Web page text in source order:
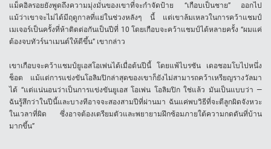
แม็คอิลรอยยังพูดถึงความมุ่งมั่นของเขาที่จะกำจัดป้าย “เกือบเป็นชาย” ออกไป
แม้ว่าเขาจะไม่ได้มีฤดูกาลที่แย่ในช่วงหลังๆ นี้ แต่เขาล้มเหลวในการคว้าแชมป์
เมเจอร์เป็นครั้งที่ห้าติดต่อกันเป็นปีที่ 10 โดยเกือบจะคว้าแชมป์ได้หลายครั้ง “ผมแค่
ต้องจบทัวร์นาเมนต์ให้ดีขึ้น” เขากล่าว
เขาเกือบจะคว้าแชมป์ยูเอสโอเพ่นได้เมื่อต้นปีนี้ โดยแพ้ไบรซัน เดอชอมโบไปหนึ่ง
ช็อต แม้แต่การแข่งขันโอลิมปิกล่าสุดของเขาก็ยังไม่สามารถคว้าเหรียญรางวัลมา
ได้ “แต่แน่นอนว่าเป็นการแข่งขันยูเอส โอเพ่น โอลิมปิก ใช่แล้ว มันเป็นแบบว่า —
ฉันรู้สึกว่าในปีนี้และบางทีอาจจะสองสามปีที่ผ่านมา ฉันแค่พบวิธีที่จะตีลูกผิดจังหวะ
ในเวลาที่ผิด ซึ่งอาจต้องเตรียมตัวและพยายามฝึกซ้อมภายใต้ความกดดันที่บ้าน
มากขึ้น”